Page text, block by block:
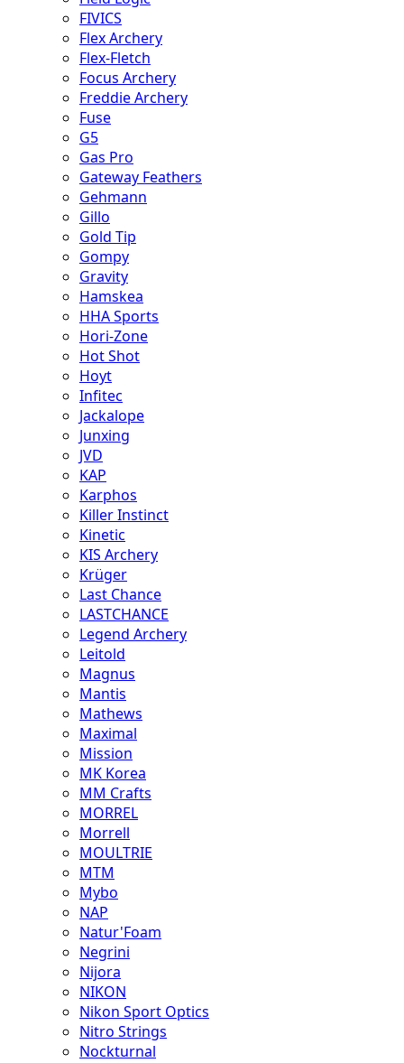
FIVICS
Flex Archery
Flex-Fletch
Focus Archery
Freddie Archery
Fuse
G5
Gas Pro
Gateway Feathers
Gehmann
Gillo
Gold Tip
Gompy
Gravity
Hamskea
HHA Sports
Hori-Zone
Hot Shot
Hoyt
Infitec
Jackalope
Junxing
JVD
KAP
Karphos
Killer Instinct
Kinetic
KIS Archery
Krüger
Last Chance
LASTCHANCE
Legend Archery
Leitold
Magnus
Mantis
Mathews
Maximal
Mission
MK Korea
MM Crafts
MORREL
Morrell
MOULTRIE
MTM
Mybo
NAP
Natur'Foam
Negrini
Nijora
NIKON
Nikon Sport Optics
Nitro Strings
Nockturnal